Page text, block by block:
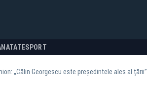
SPORT
„Călin Georgescu este președintele ales al țării”